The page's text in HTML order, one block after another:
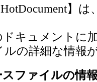
】
キュメントに
ルの詳細な情報
スファイルの情